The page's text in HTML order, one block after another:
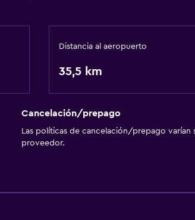
Distancia al aeropuerto
35,5 km
Cancelación/prepago
Las políticas de cancelación/prepago varían
proveedor.